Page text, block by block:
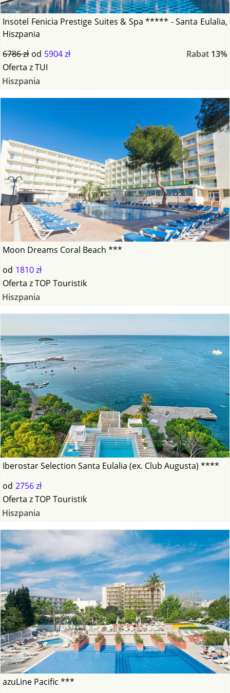
Insotel Fenicia Prestige Suites & Spa ***** - Santa Eulalia,
Hiszpania
6786 zł od 5904 zł Rabat 13%
Oferta zTUI
Hiszpania
Moon Dreams Coral Beach ***
od 1810 zł
Oferta zTOP Touristik
Hiszpania
Iberostar Selection Santa Eulalia (ex. Club Augusta) ****
od 2756 zł
Oferta zTOP Touristik
Hiszpania
azuLine Pacific ***